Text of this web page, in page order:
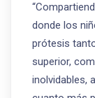
donde los
prótesis
superior,
inolvidables,